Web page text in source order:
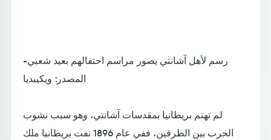
رسم لأهل آشانتي يصور مراسم احتفالهم بعيد شعبي-
المصدر: ويكيبديا
لم تهتم بريطانيا بمقدسات آشانتي، وهو سبب نشوب
الحرب بين الطرفين، ففي عام 1896 نفت بريطانيا ملك